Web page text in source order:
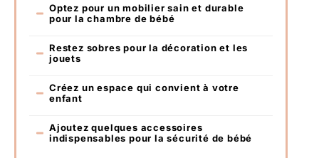
Optez pour un mobilier sain et durable
pour la chambre de bébé
Restez sobres pour la décoration et les
jouets
Créez un espace qui convient à votre
enfant
Ajoutez quelques accessoires
indispensables pour la sécurité de bébé